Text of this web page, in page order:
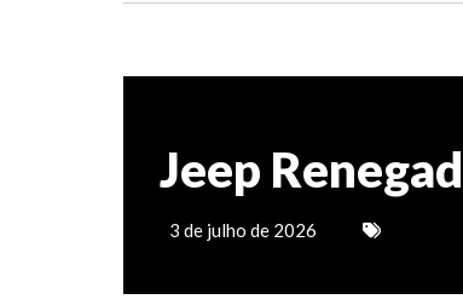
Jeep
3 de julho de 2026